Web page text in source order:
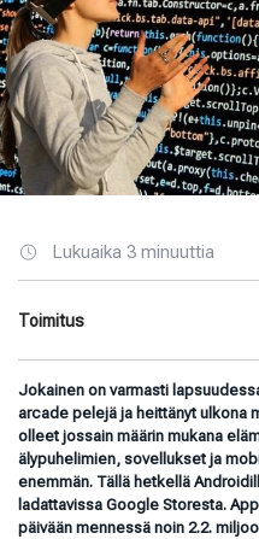
Lukuaika 3 minuuttia
Toimitus
Jokainen on varmasti
arcade pelejä ja heittänyt ulkona
olleet jossain määrin mukana
älypuhelimien, sovellukset ja
enemmän. Tällä hetkellä
ladattavissa Google Storesta.
päivään mennessä noin 2.2.